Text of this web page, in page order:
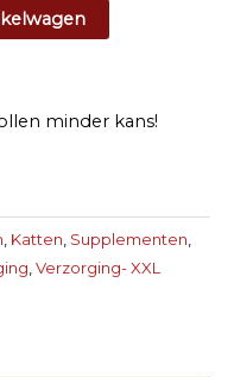
minder kans!
Katten Supplementen
Verzorging- XXL